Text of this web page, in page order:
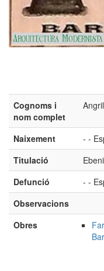
Cognoms i
nom complet
Naixement
- -
Titulació
Defunció
- -
Observacions
Obres